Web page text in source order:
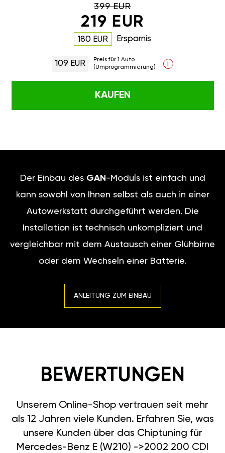
399 EUR
219 EUR
180 EUR Ersparnis
109 EUR
Preis für 1 Auto
(Umprogrammierung)
i
KAUFEN
Der Einbau des GAN -Moduls ist einfach und
kann sowohl von Ihnen selbst als auch in einer
Autowerkstatt durchgeführt werden. Die
Installation ist technisch unkompliziert und
vergleichbar mit dem Austausch einer Glühbirne
oder dem Wechseln einer Batterie.
ANLEITUNG ZUM EINBAU
BEWERTUNGEN
Unserem Online-Shop vertrauen seit mehr
als 12 Jahren viele Kunden. Erfahren Sie, was
unsere Kunden über das Chiptuning für
Mercedes-Benz E (W210) ->2002 200 CDI